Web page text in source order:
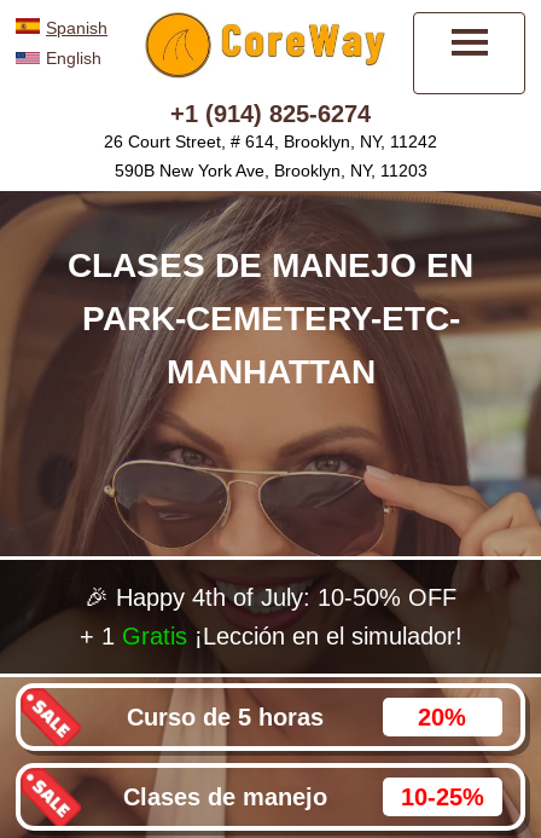
Spanish
English
+1 (914) 825-6274
26 Court Street, # 614, Brooklyn, NY, 11242
590B New York Ave, Brooklyn, NY, 11203
CLASES DE MANEJO EN
PARK-CEMETERY-ETC-
MANHATTAN
🎉 Happy 4th of July: 10-50% OFF
+ 1 Gratis¡Lección en el simulador!
Curso de 5 horas 20%
Clases de manejo 10-25%